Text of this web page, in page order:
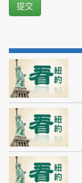
提交